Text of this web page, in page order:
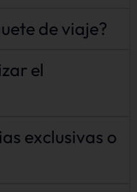
de viaje?
el
exclusivas o